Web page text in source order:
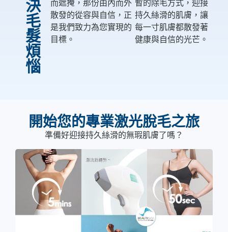
決
毛
髮
煩
惱
而遮掩，那份由內而外
散發的從容與自信，正
是我們致力為您實現的
目標。
暫的除毛方式，迎接
持久絲滑的肌膚，讓
每一寸肌膚都散發著
健康與自信的光芒。
開始您的專業激光脫毛之旅
準備好迎接持久絲滑的無瑕肌膚了嗎？